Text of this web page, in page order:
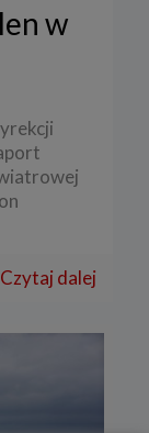
w
Czytaj dalej